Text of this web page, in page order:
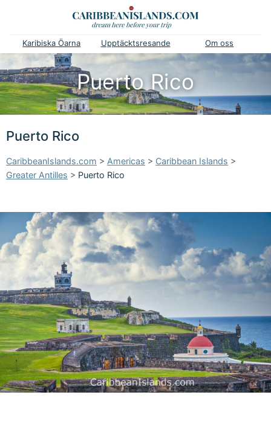
Karibiska Öarna Upptäcktsresande Om oss
Puerto Rico
Puerto Rico
CaribbeanIslands.com > Americas > Caribbean Islands >
Greater Antilles > Puerto Rico